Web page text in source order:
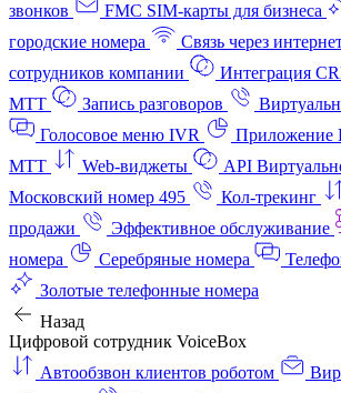
звонков
FMC SIM-карты для бизнеса
городские номера
Связь через
сотрудников компании
Интеграция
МТТ
Запись разговоров
Голосовое меню IVR
Приложение
МТТ
Web-виджеты
API
Московский номер 495
Кол-трекинг
продажи
Эффективное обслуживание
номера
Серебряные номера
Золотые телефонные номера
Назад
Цифровой сотрудник VoiceBox
Автообзвон клиентов роботом